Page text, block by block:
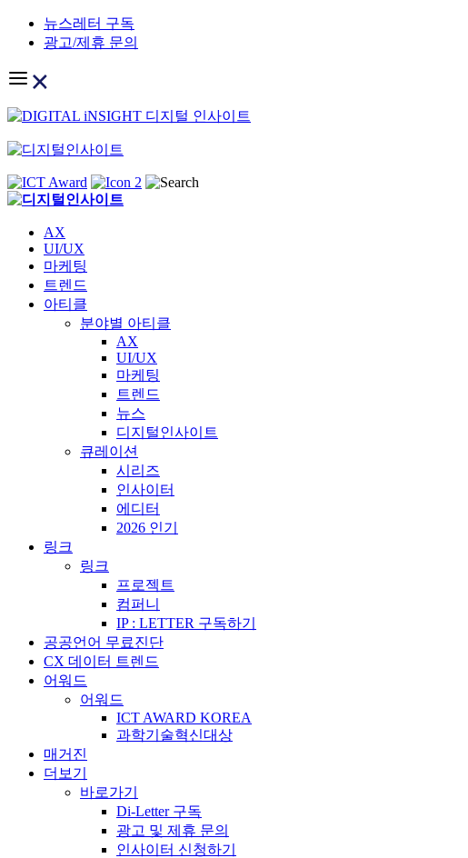
Skip
content
뉴스레터 구독
광고/제휴 문의
AX
UI/UX
마케팅
트렌드
아티클
분야별 아티클
AX
UI/UX
마케팅
트렌드
뉴스
디지털인사이트
큐레이션
시리즈
인사이터
에디터
2026 인기
링크
링크
프로젝트
컴퍼니
IP : LETTER 구독하기
공공언어 무료진단
CX 데이터 트렌드
어워드
어워드
ICT AWARD KOREA
과학기술혁신대상
매거진
더보기
바로가기
Di-Letter 구독
광고 및 제휴 문의
인사이터 신청하기